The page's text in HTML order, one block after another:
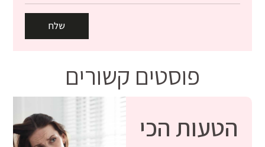
שלח
פוסטים קשורים
הטעות הכי